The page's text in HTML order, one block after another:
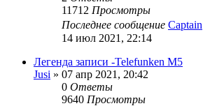
11712 Просмотры
Последнее сообщение Captain
14 июл 2021, 22:14
Легенда записи -Telefunken M5
Jusi » 07 апр 2021, 20:42
0 Ответы
9640 Просмотры